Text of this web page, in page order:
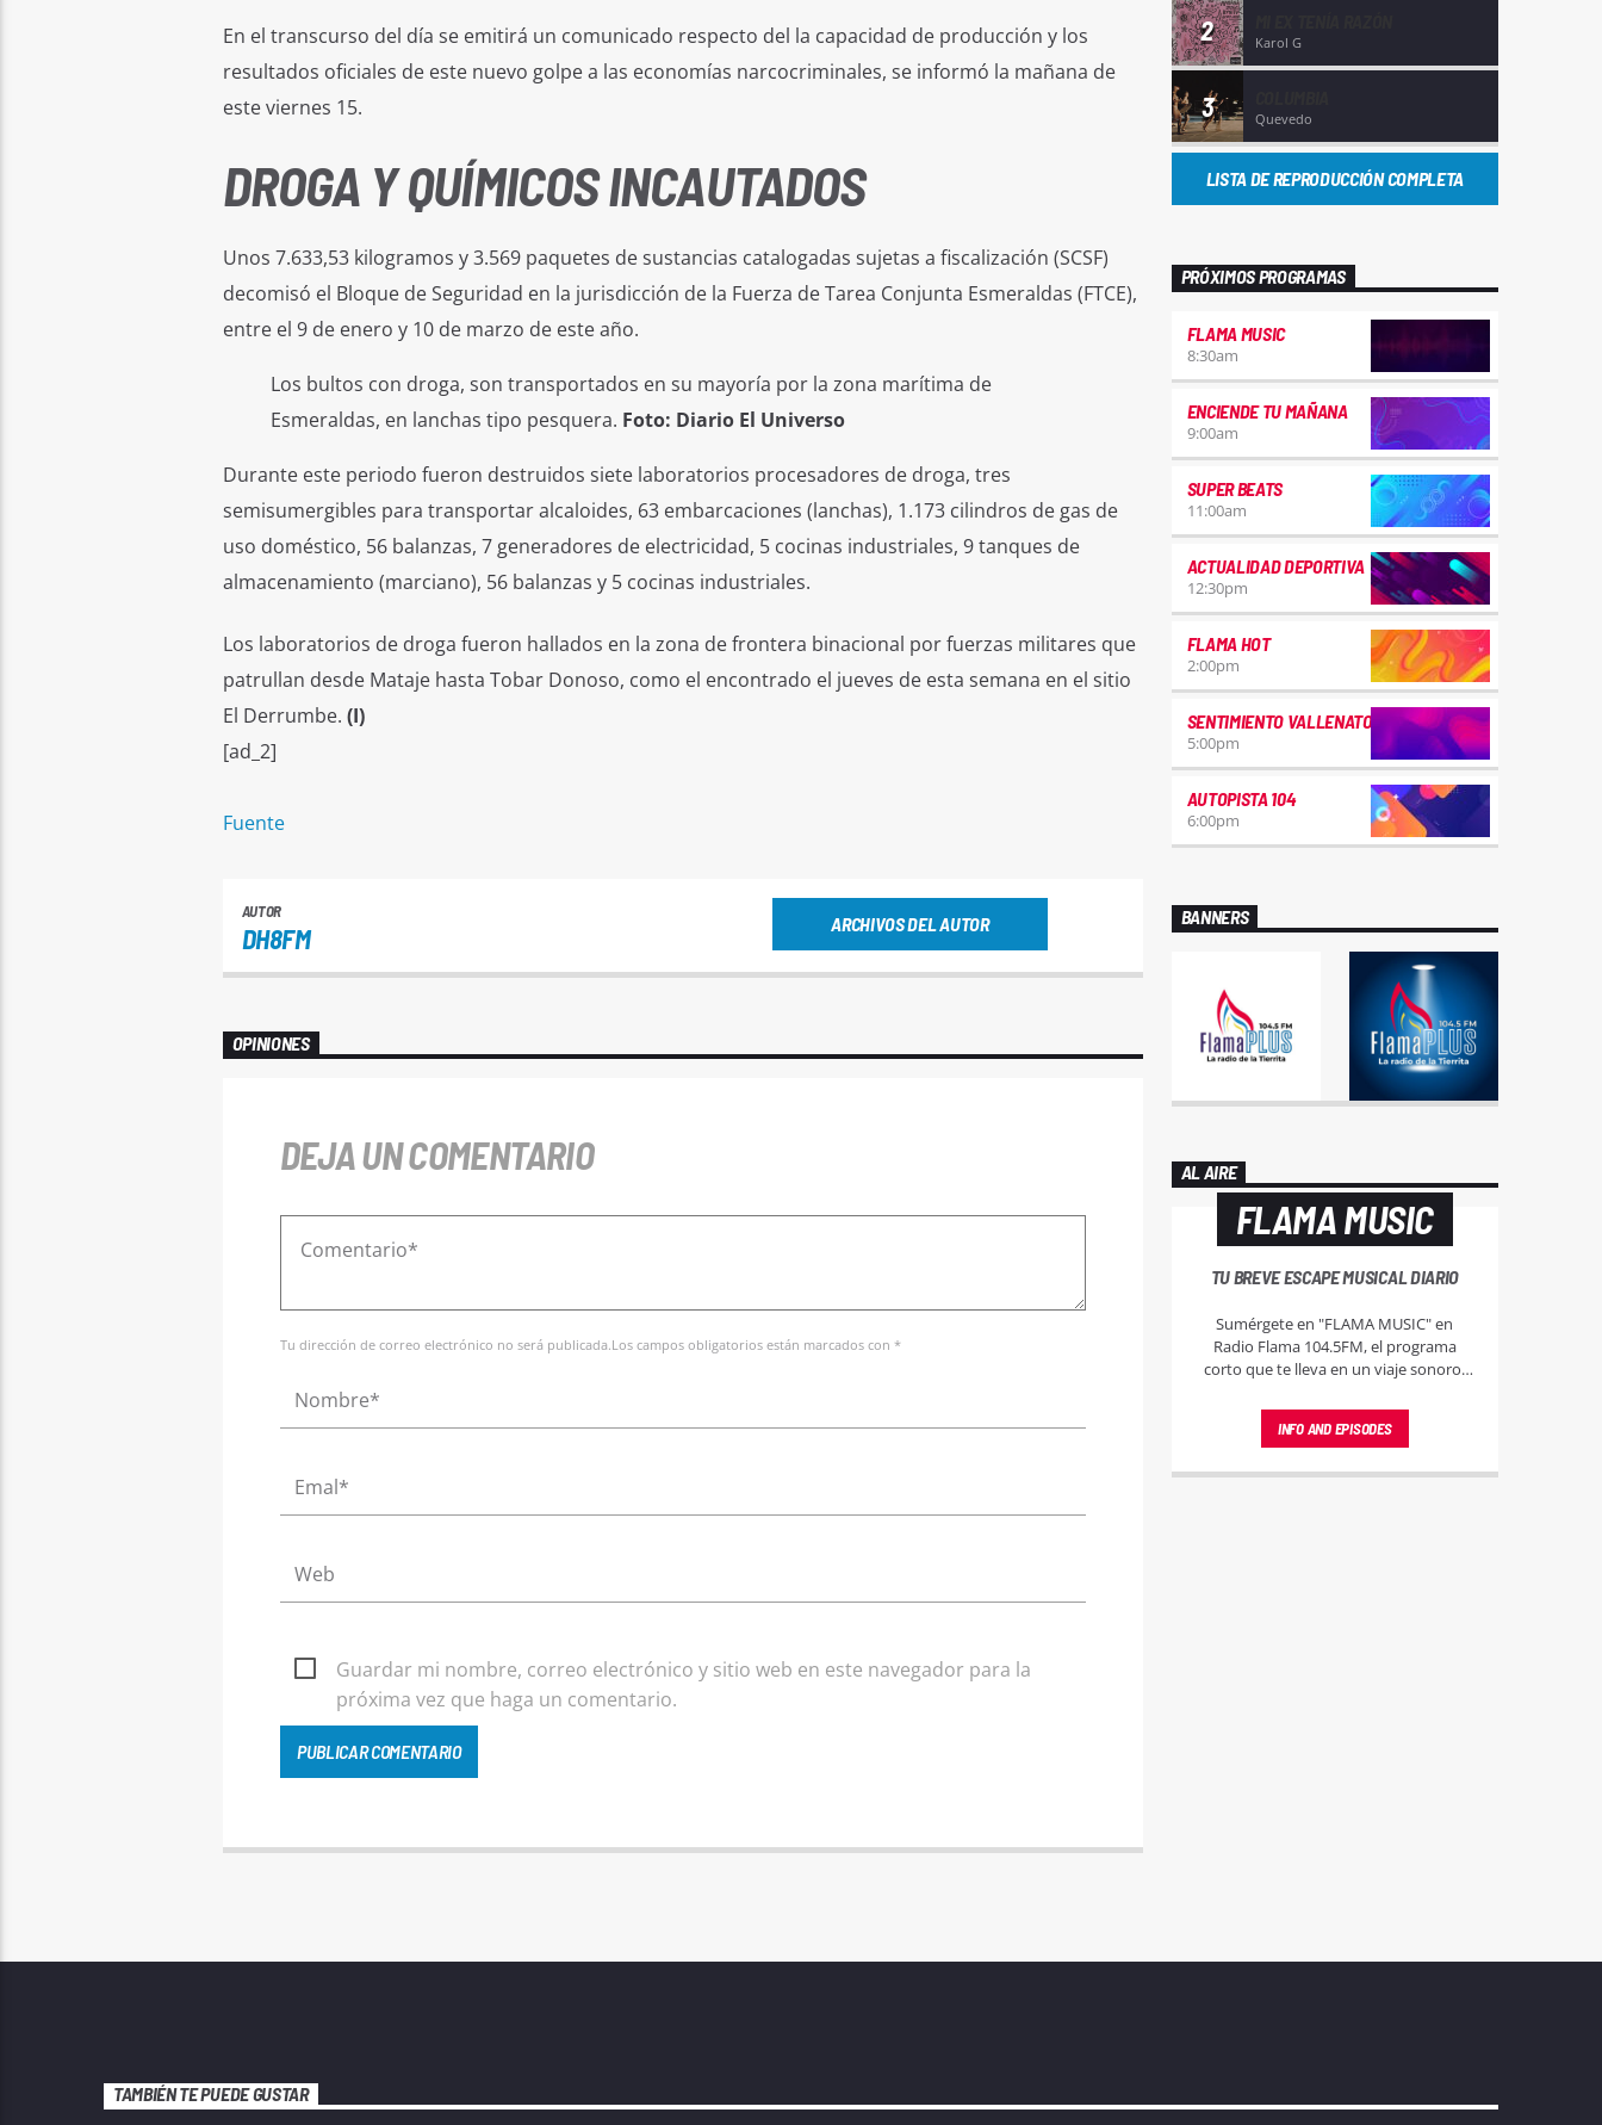
En el transcurso del día se emitirá un comunicado respecto del la capacidad de producción y los
resultados oficiales de este nuevo golpe a las economías narcocriminales, se informó la mañana de
este viernes 15.
DROGA Y QUÍMICOS INCAUTADOS
Unos 7.633,53 kilogramos y 3.569 paquetes de sustancias catalogadas sujetas a fiscalización (SCSF)
decomisó el Bloque de Seguridad en la jurisdicción de la Fuerza de Tarea Conjunta Esmeraldas (FTCE),
entre el 9 de enero y 10 de marzo de este año.
Los bultos con droga, son transportados en su mayoría por la zona marítima de
Esmeraldas, en lanchas tipo pesquera. Foto: Diario El Universo
Durante este periodo fueron destruidos siete laboratorios procesadores de droga, tres
semisumergibles para transportar alcaloides, 63 embarcaciones (lanchas), 1.173 cilindros de gas de
uso doméstico, 56 balanzas, 7 generadores de electricidad, 5 cocinas industriales, 9 tanques de
almacenamiento (marciano), 56 balanzas y 5 cocinas industriales.
Los laboratorios de droga fueron hallados en la zona de frontera binacional por fuerzas militares que
patrullan desde Mataje hasta Tobar Donoso, como el encontrado el jueves de esta semana en el sitio
El Derrumbe. (I)
[ad_2]
Fuente
AUTOR
DH8FM ARCHIVOS DEL AUTOR
OPINIONES
DEJA UN COMENTARIO
Tu dirección de correo electrónico no será publicada.Los campos obligatorios están marcados con *
Guardar mi nombre, correo electrónico y sitio web en este navegador para la
próxima vez que haga un comentario.
2 Karol G
3 Quevedo
LISTA DE REPRODUCCIÓN COMPLETA
PRÓXIMOS PROGRAMAS
FLAMA MUSIC
8:30am
ENCIENDE TU MAÑANA
9:00am
SUPER BEATS
11:00am
ACTUALIDAD DEPORTIVA
12:30pm
FLAMA HOT
2:00pm
SENTIMIENTO VALLENATO
5:00pm
AUTOPISTA 104
6:00pm
BANNERS
AL AIRE
FLAMA MUSIC
TU BREVE ESCAPE MUSICAL DIARIO
Sumérgete en "FLAMA MUSIC" en
Radio Flama 104.5FM, el programa
corto que te lleva en un viaje sonoro,
descubriendo cada faceta del universo
musical.
INFO AND EPISODES
TAMBIÉN TE PUEDE GUSTAR